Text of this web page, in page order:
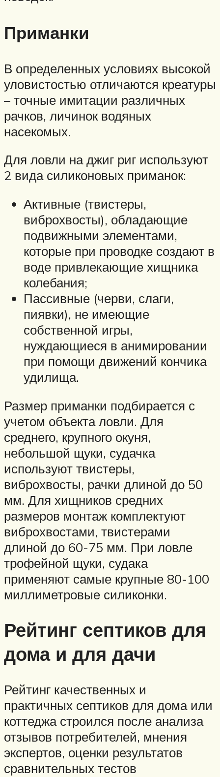
Приманки
В определенных условиях высокой
уловистостью отличаются креатуры
– точные имитации различных
рачков, личинок водяных
насекомых.
Для ловли на джиг риг используют
2 вида силиконовых приманок:
Активные (твистеры,
виброхвосты), обладающие
подвижными элементами,
которые при проводке создают в
воде привлекающие хищника
колебания;
Пассивные (черви, слаги,
пиявки), не имеющие
собственной игры,
нуждающиеся в анимировании
при помощи движений кончика
удилища.
Размер приманки подбирается с
учетом объекта ловли. Для
среднего, крупного окуня,
небольшой щуки, судачка
используют твистеры,
виброхвосты, рачки длиной до 50
мм. Для хищников средних
размеров монтаж комплектуют
виброхвостами, твистерами
длиной до 60-75 мм. При ловле
трофейной щуки, судака
применяют самые крупные 80-100
миллиметровые силиконки.
Рейтинг септиков для
дома и для дачи
Рейтинг качественных и
практичных септиков для дома или
коттеджа строился после анализа
отзывов потребителей, мнения
экспертов, оценки результатов
сравнительных тестов